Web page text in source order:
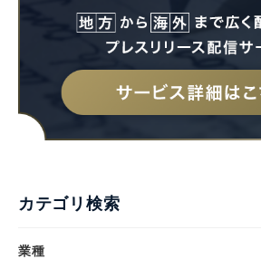
カテゴリ検索
業種